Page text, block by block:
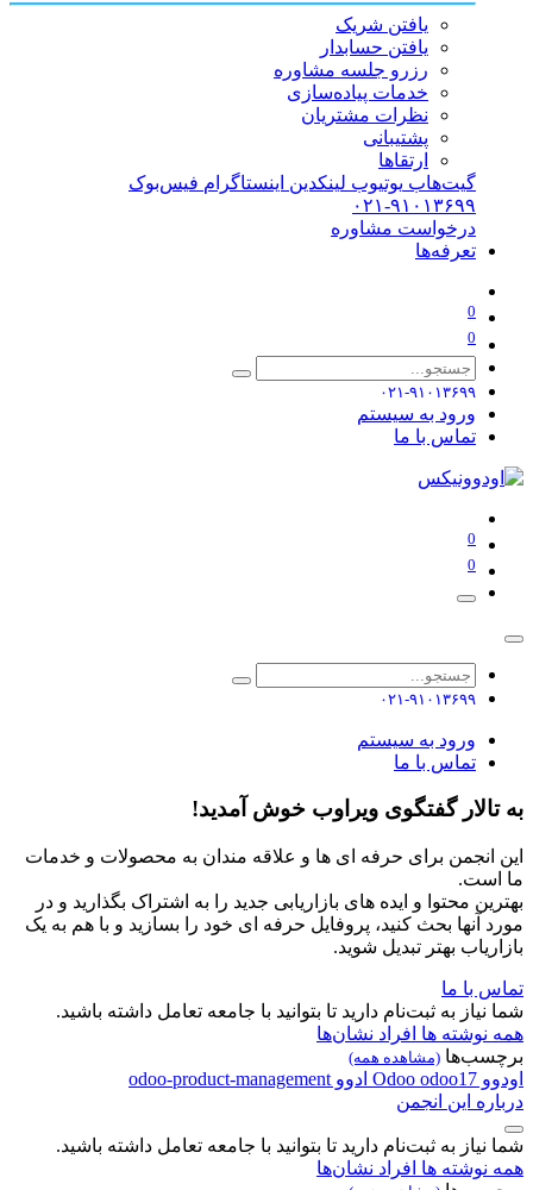
یافتن شریک
یافتن حسابدار
رزرو جلسه مشاوره
خدمات پیاده‌سازی
نظرات مشتریان
پشتیبانی
ارتقاها
گیت‌هاب یوتیوب لینکدین اینستاگرام فیس‌بوک
۰۲۱-۹۱۰۱۳۶۹۹
درخواست مشاوره
تعرفه‌ها
0
0
۰۲۱-۹۱۰۱۳۶۹۹
ورود به سیستم
تماس با ما
0
0
۰۲۱-۹۱۰۱۳۶۹۹
ورود به سیستم
تماس با ما
به تالار گفتگوی ویراوب خوش آمدید!
این انجمن برای حرفه ای ها و علاقه مندان به محصولات و خدمات
ما است.
بهترین محتوا و ایده های بازاریابی جدید را به اشتراک بگذارید و در
مورد آنها بحث کنید، پروفایل حرفه ای خود را بسازید و با هم به یک
بازاریاب بهتر تبدیل شوید.
تماس با ما
شما نیاز به ثبت‌نام دارید تا بتوانید با جامعه تعامل داشته باشید.
همه نوشته ها افراد نشان‌ها
برچسب‌ها (مشاهده همه)
اودوو Odoo odoo17 ادوو odoo-product-management
درباره این انجمن
شما نیاز به ثبت‌نام دارید تا بتوانید با جامعه تعامل داشته باشید.
همه نوشته ها افراد نشان‌ها